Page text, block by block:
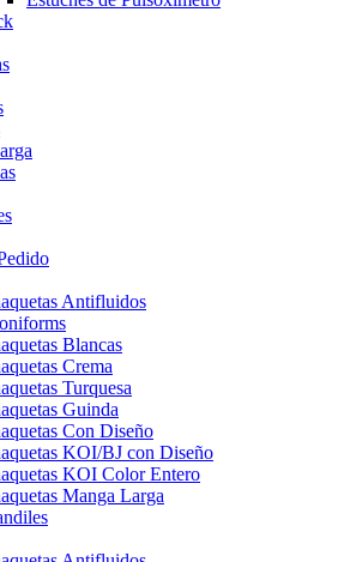
Antifluidos
Blancas
Crema
Turquesa
Guinda
Con Diseño
KOI/BJ con Diseño
KOI Color Entero
Manga Larga